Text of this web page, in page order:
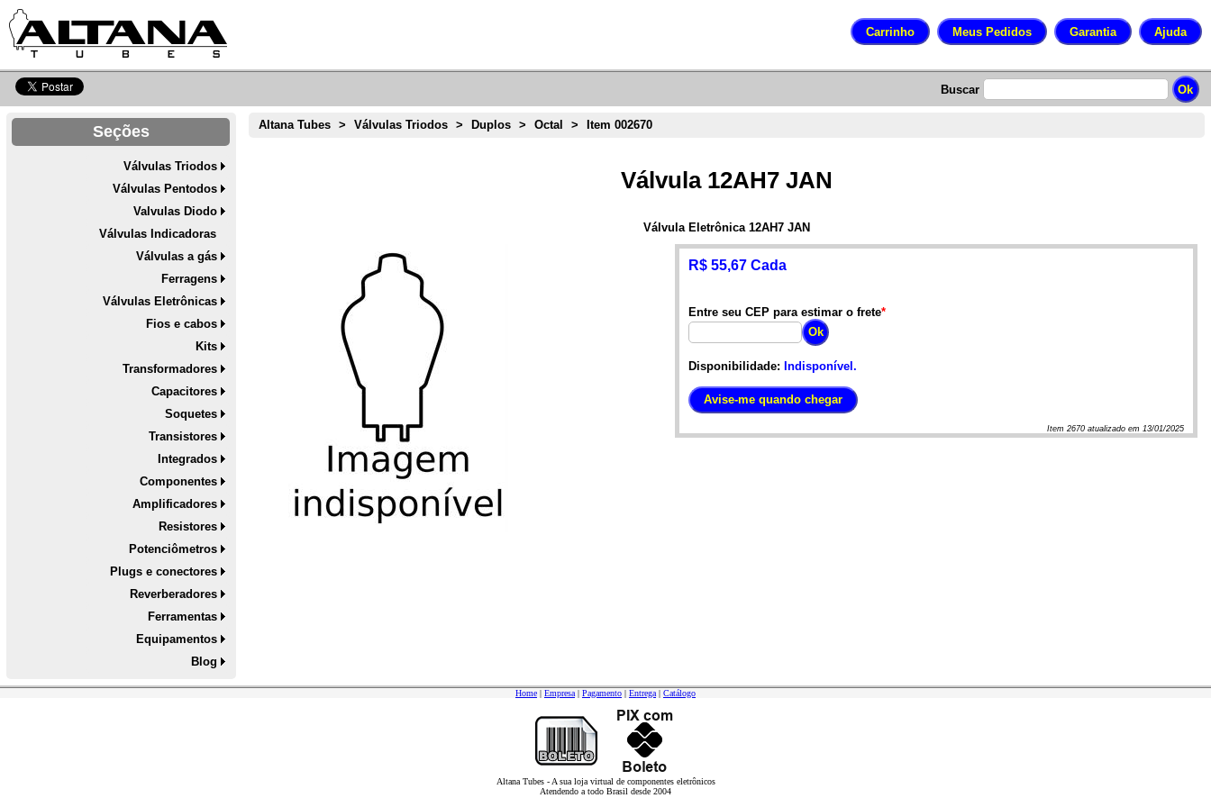
Buscar
Seções
Válvulas Triodos
Válvulas Pentodos
Valvulas Diodo
Válvulas Indicadoras
Válvulas a gás
Ferragens
Válvulas Eletrônicas
Fios e cabos
Kits
Transformadores
Capacitores
Soquetes
Transistores
Integrados
Componentes
Amplificadores
Resistores
Potenciômetros
Plugs e conectores
Reverberadores
Ferramentas
Equipamentos
Blog
Altana Tubes > Válvulas Triodos > Duplos > Octal > Item 002670
Válvula 12AH7 JAN
Válvula Eletrônica 12AH7 JAN
R$ 55,67 Cada
Entre seu CEP para estimar o frete*
Disponibilidade: Indisponível.
Item2670 atualizado em 13/01/2025
Home | Empresa | Pagamento | Entrega | Catálogo
Altana Tubes - A sua loja virtual de componentes eletrônicos
Atendendo a todo Brasil desde 2004